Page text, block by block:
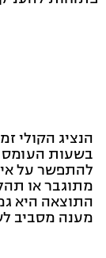
הנציג הקולי
בשעות העומס
להתפשר על
מתוגבר או
התוצאה היא
מענה מסביב